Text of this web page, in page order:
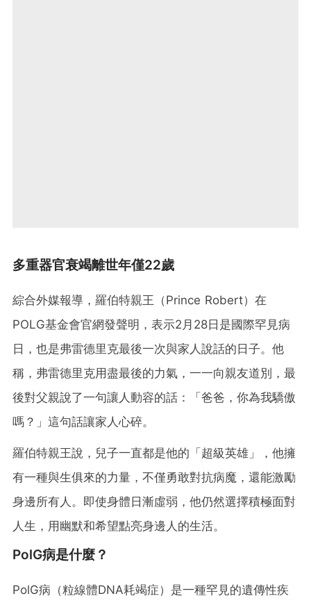
多重器官衰竭離世年僅22歲
綜合外媒報導，羅伯特親王（Prince Robert）在
POLG基金會官網發聲明，表示2月28日是國際罕見病
日，也是弗雷德里克最後一次與家人說話的日子。他
稱，弗雷德里克用盡最後的力氣，一一向親友道別，最
後對父親說了一句讓人動容的話：「爸爸，你為我驕傲
嗎？」這句話讓家人心碎。
羅伯特親王說，兒子一直都是他的「超級英雄」，他擁
有一種與生俱來的力量，不僅勇敢對抗病魔，還能激勵
身邊所有人。即使身體日漸虛弱，他仍然選擇積極面對
人生，用幽默和希望點亮身邊人的生活。
PolG病是什麼？
PolG病（粒線體DNA耗竭症）是一種罕見的遺傳性疾